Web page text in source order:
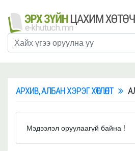
АРХИВ, АЛБАН ХЭРЭГ ХӨТЛӨЛТ
Мэдээлэл оруулаагүй байна !